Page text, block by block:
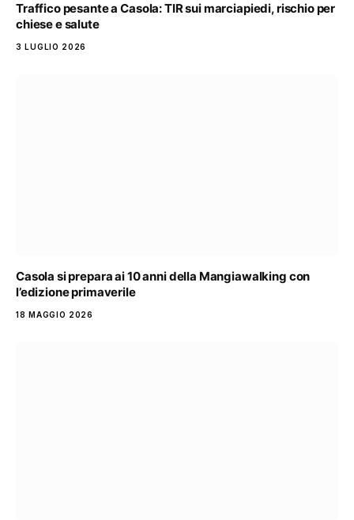
Traffico pesante a Casola: TIR sui marciapiedi, rischio per
chiese e salute
3 LUGLIO 2026
Casola si prepara ai 10 anni della Mangiawalking con
l’edizione primaverile
18 MAGGIO 2026